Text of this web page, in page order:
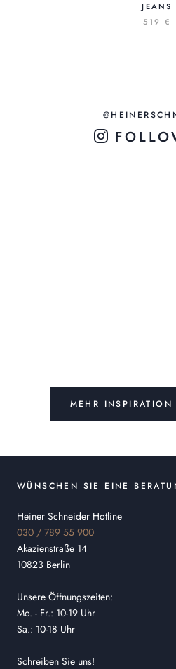
JEANS
519 €
MEHR INSPIRATION
WÜNSCHEN SIE EINE
Heiner Schneider Hotline
030 / 789 55 900
Akazienstraße 14
10823 Berlin
Unsere Öffnungszeiten:
Mo. - Fr.: 10-19 Uhr
Sa.: 10-18 Uhr
Schreiben Sie uns!